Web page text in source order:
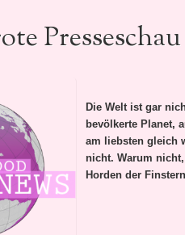
Presseschau
Die Welt ist gar
bevölkerte Planet,
am liebsten gleich
nicht. Warum
Horden der